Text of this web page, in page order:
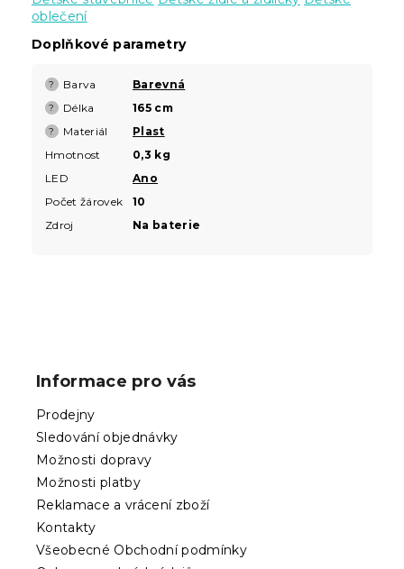
oblečení
Doplňkové parametry
? Barva Barevná
? Délka 165 cm
? Materiál
Plast
Hmotnost
0,3 kg
LED
Ano
Počet žárovek
10
Zdroj
Na baterie
Informace pro vás
Prodejny
Sledování objednávky
Možnosti dopravy
Možnosti platby
Reklamace a vrácení zboží
Kontakty
Všeobecné Obchodní podmínky